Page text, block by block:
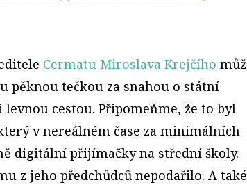
Cermatu Miroslava Krejčího
pěknou tečkou za snahou o státní
cestou. Připomeňme, že to byl
v nereálném čase za minimálních
digitální přijímačky na střední školy.
z jeho předchůdců nepodařilo. A